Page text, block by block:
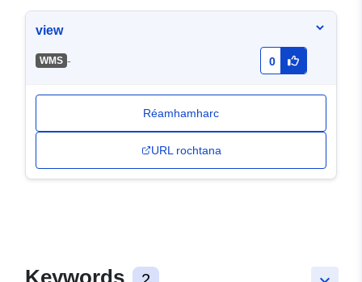
view
WMS - 0
Réamhamharc
URL rochtana